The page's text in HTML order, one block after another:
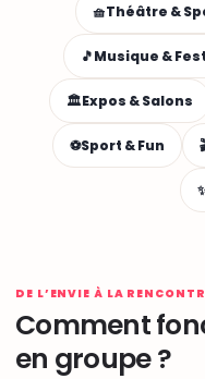
🧺Théâtre &
🎵Musique &
🏛️Expos & Salons
⚽Sport & Fun
DE L’ENVIE À LA
Comment
en groupe ?